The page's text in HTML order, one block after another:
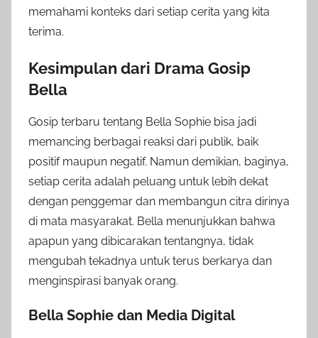
memahami konteks dari setiap cerita yang kita
terima.
Kesimpulan dari Drama Gosip
Bella
Gosip terbaru tentang Bella Sophie bisa jadi
memancing berbagai reaksi dari publik, baik
positif maupun negatif. Namun demikian, baginya,
setiap cerita adalah peluang untuk lebih dekat
dengan penggemar dan membangun citra dirinya
di mata masyarakat. Bella menunjukkan bahwa
apapun yang dibicarakan tentangnya, tidak
mengubah tekadnya untuk terus berkarya dan
menginspirasi banyak orang.
Bella Sophie dan Media Digital